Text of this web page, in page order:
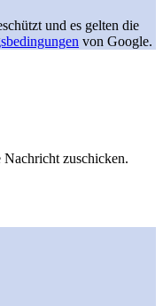
und es gelten die
von Google.
zuschicken.